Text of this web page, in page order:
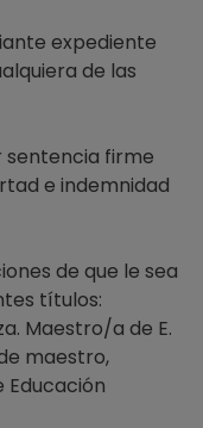
expediente
de las
sentencia firme
e indemnidad
de que le sea
títulos:
Maestro/a de E.
maestro,
Educación